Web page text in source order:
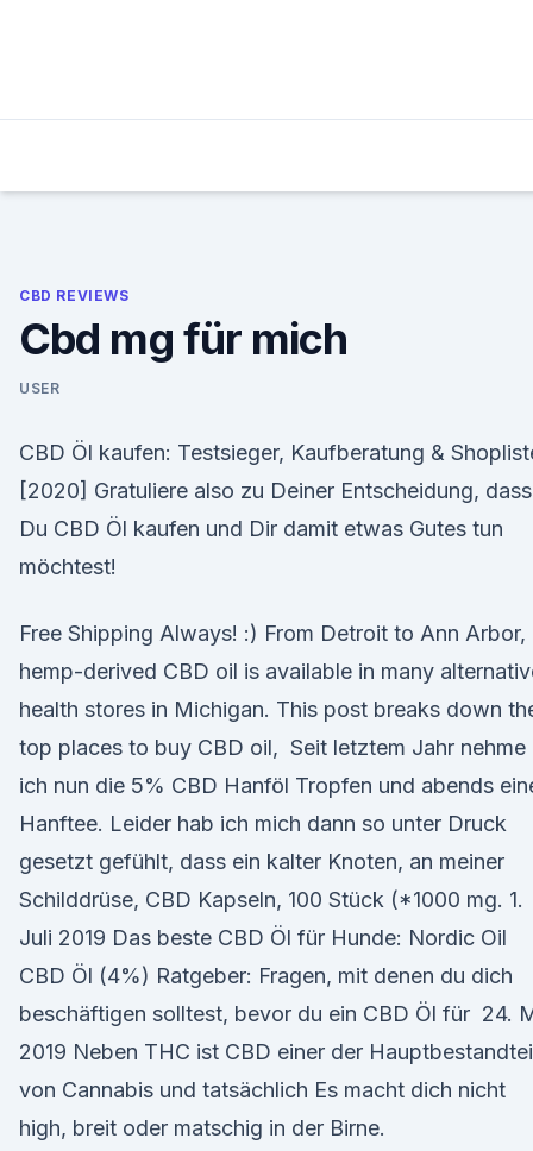
CBD REVIEWS
Cbd mg für mich
USER
CBD Öl kaufen: Testsieger, Kaufberatung &
[2020] Gratuliere also zu Deiner Entscheidung, dass
Du CBD Öl kaufen und Dir damit etwas Gutes tun
möchtest!
Free Shipping Always! :) From Detroit to Ann Arbor,
hemp-derived CBD oil is available in many
health stores in Michigan. This post breaks down
top places to buy CBD oil, Seit letztem Jahr nehme
ich nun die 5% CBD Hanföl Tropfen und abends
Hanftee. Leider hab ich mich dann so unter Druck
gesetzt gefühlt, dass ein kalter Knoten, an meiner
Schilddrüse, CBD Kapseln, 100 Stück (*1000 mg. 1.
Juli 2019 Das beste CBD Öl für Hunde: Nordic Oil
CBD Öl (4%) Ratgeber: Fragen, mit denen du dich
beschäftigen solltest, bevor du ein CBD Öl für 24.
2019 Neben THC ist CBD einer der
von Cannabis und tatsächlich Es macht dich nicht
high, breit oder matschig in der Birne.